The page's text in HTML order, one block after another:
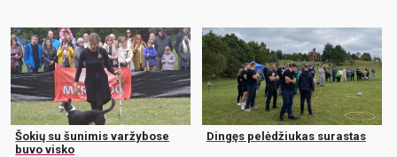
Šokių su šunimis varžybose
buvo visko
Dingęs pelėdžiukas surastas